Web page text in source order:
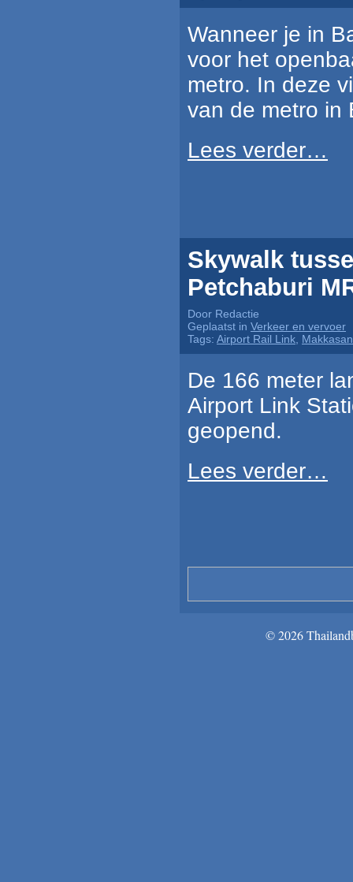
Wanneer je in
voor het
metro. In deze
van de metro in
Lees verder…
Skywalk
Petchaburi
Door Redactie
Geplaatst in Verkeer en vervoer
Tags: Airport Rail Link
De 166 meter
Airport Link
geopend.
Lees verder…
© 2026